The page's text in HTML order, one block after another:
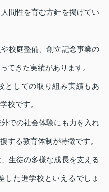
間性を育む方針を掲げてい
校庭整備、創立記念事業の
てきた実績があります。
としての取り組み実績もあ
校です。
での社会体験にも力を入れ
する教育体制が特徴です。
生徒の多様な成長を支える
した進学校といえるでしょ